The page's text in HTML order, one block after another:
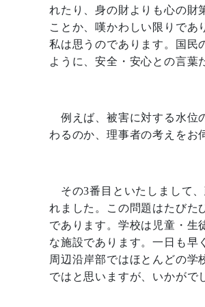
れたり、身の財よりも心の財
ことか、嘆かわしい限りであ
私は思うのであります。国民
ように、安全・安心との言葉
例えば、被害に対する水位
わるのか、理事者の考えをお
その3番目といたしまして
れました。この問題はたびた
であります。学校は児童・生
な施設であります。一日も早
周辺沿岸部ではほとんどの学
ではと思いますが、いかがで